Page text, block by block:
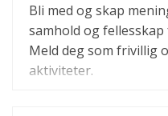
Bli med og skap
samhold og
Meld deg som frivillig
aktiviteter.